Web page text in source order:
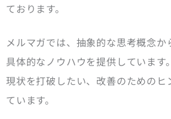
ております。
メルマガでは、抽象的な思考概念か
具体的なノウハウを提供しています。
現状を打破したい、改善のためのヒ
ています。